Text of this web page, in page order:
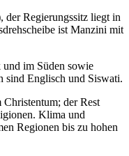
der Regierungssitz liegt in
ist Manzini mit
im Süden sowie
sind Englisch und Siswati.
der Rest
Klima und
Regionen bis zu hohen